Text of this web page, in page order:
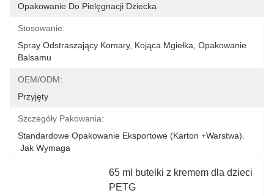
Opakowanie Do Pielęgnacji Dziecka
Stosowanie:
Spray Odstraszający Komary, Kojąca Mgiełka, Opakowanie
Balsamu
OEM/ODM:
Przyjęty
Szczegóły Pakowania:
Standardowe Opakowanie Eksportowe (karton +warstwa).
Jak Wymaga
65 ml butelki z kremem dla dzieci
PETG